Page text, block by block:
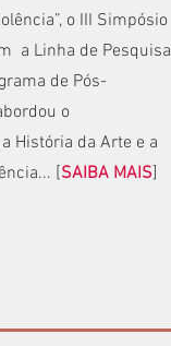
o III Simpósio
a Linha de Pesquisa
de Pós-
o
História da Arte e a
[SAIBA MAIS]